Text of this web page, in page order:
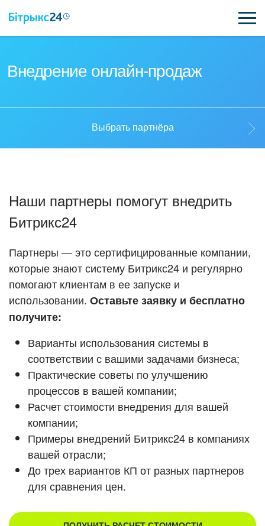
ПОДДЕРЖКА
ВХОД
ВХОД
Внедрение онлайн-продаж
Стать партнёром
Кейсы партнёров
Смотреть видеокейсы
Выбрать партнёра
Наши партнеры помогут внедрить
Битрикс24
Партнеры — это сертифицированные компании,
которые знают систему Битрикс24 и регулярно
помогают клиентам в ее запуске и
использовании. Оставьте заявку и бесплатно
получите:
Варианты использования системы в
соответствии с вашими задачами бизнеса;
Практические советы по улучшению
процессов в вашей компании;
Расчет стоимости внедрения для вашей
компании;
Примеры внедрений Битрикс24 в компаниях
вашей отрасли;
До трех вариантов КП от разных партнеров
для сравнения цен.